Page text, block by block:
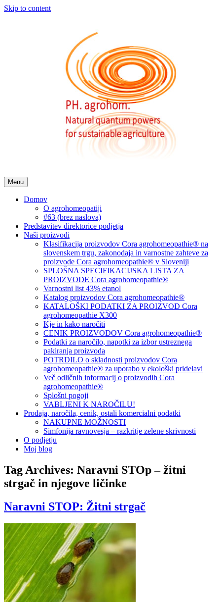
Skip to content
Menu
Domov
O agrohomeopatiji
#63 (brez naslova)
Predstavitev direktorice podjetja
Naši proizvodi
Klasifikacija proizvodov Cora agrohomeopathie® na
slovenskem trgu, zakonodaja in varnostne zahteve za
proizvode Cora agrohomeopathie® v Sloveniji
SPLOŠNA SPECIFIKACIJSKA LISTA ZA
PROIZVODE Cora agrohomeopathie®
Varnostni list 43% etanol
Katalog proizvodov Cora agrohomeopathie®
KATALOŠKI PODATKI ZA PROIZVOD Cora
agrohomeopathie X300
Kje in kako naročiti
CENIK PROIZVODOV Cora agrohomeopathie®
Podatki za naročilo, napotki za izbor ustreznega
pakiranja proizvoda
POTRDILO o skladnosti proizvodov Cora
agrohomeopathie® za uporabo v ekološki pridelavi
Več odličnih informacij o proizvodih Cora
agrohomeopathie®
Splošni pogoji
VABLJENI K NAROČILU!
Prodaja, naročila, cenik, ostali komercialni podatki
NAKUPNE MOŽNOSTI
Simfonija ravnovesja – razkritje zelene skrivnosti
O podjetju
Moj blog
Tag Archives: Naravni STOp – žitni
strgač in njegove ličinke
Naravni STOP: Žitni strgač